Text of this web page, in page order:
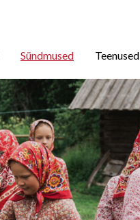
Sündmused Teenused